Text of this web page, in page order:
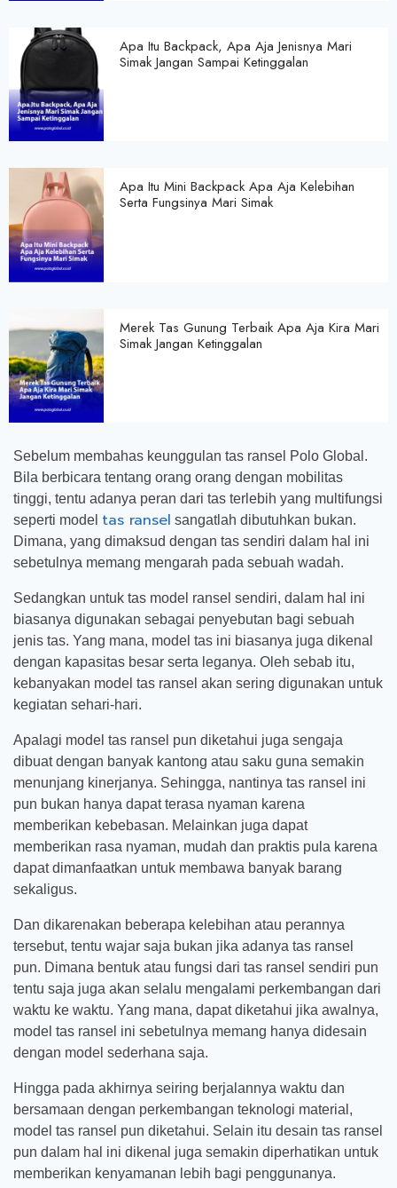
Apa Itu Backpack, Apa Aja Jenisnya Mari
Simak Jangan Sampai Ketinggalan
Apa Itu Mini Backpack Apa Aja Kelebihan
Serta Fungsinya Mari Simak
Merek Tas Gunung Terbaik Apa Aja Kira Mari
Simak Jangan Ketinggalan
Sebelum membahas keunggulan tas ransel Polo Global.
Bila berbicara tentang orang orang dengan mobilitas
tinggi, tentu adanya peran dari tas terlebih yang multifungsi
seperti model tas ransel sangatlah dibutuhkan bukan.
Dimana, yang dimaksud dengan tas sendiri dalam hal ini
sebetulnya memang mengarah pada sebuah wadah.
Sedangkan untuk tas model ransel sendiri, dalam hal ini
biasanya digunakan sebagai penyebutan bagi sebuah
jenis tas. Yang mana, model tas ini biasanya juga dikenal
dengan kapasitas besar serta leganya. Oleh sebab itu,
kebanyakan model tas ransel akan sering digunakan untuk
kegiatan sehari-hari.
Apalagi model tas ransel pun diketahui juga sengaja
dibuat dengan banyak kantong atau saku guna semakin
menunjang kinerjanya. Sehingga, nantinya tas ransel ini
pun bukan hanya dapat terasa nyaman karena
memberikan kebebasan. Melainkan juga dapat
memberikan rasa nyaman, mudah dan praktis pula karena
dapat dimanfaatkan untuk membawa banyak barang
sekaligus.
Dan dikarenakan beberapa kelebihan atau perannya
tersebut, tentu wajar saja bukan jika adanya tas ransel
pun. Dimana bentuk atau fungsi dari tas ransel sendiri pun
tentu saja juga akan selalu mengalami perkembangan dari
waktu ke waktu. Yang mana, dapat diketahui jika awalnya,
model tas ransel ini sebetulnya memang hanya didesain
dengan model sederhana saja.
Hingga pada akhirnya seiring berjalannya waktu dan
bersamaan dengan perkembangan teknologi material,
model tas ransel pun diketahui. Selain itu desain tas ransel
pun dalam hal ini dikenal juga semakin diperhatikan untuk
memberikan kenyamanan lebih bagi penggunanya.